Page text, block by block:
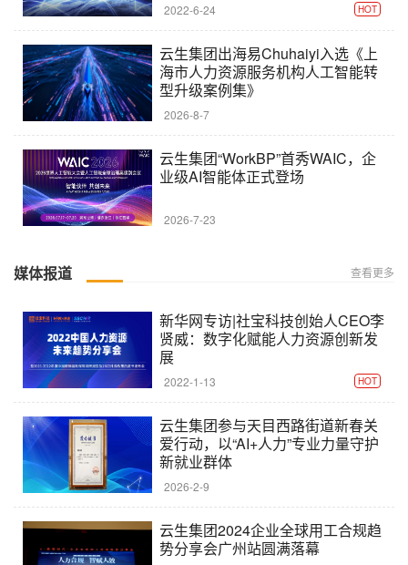
HOT
2022-6-24
云生集团出海易Chuhaiyi入选《上
海市人力资源服务机构人工智能转
型升级案例集》
2026-8-7
云生集团“WorkBP”首秀WAIC，企
业级AI智能体正式登场
2026-7-23
媒体报道 查看更多
新华网专访|社宝科技创始人CEO李
贤威：数字化赋能人力资源创新发
展
HOT
2022-1-13
云生集团参与天目西路街道新春关
爱行动，以“AI+人力”专业力量守护
新就业群体
2026-2-9
云生集团2024企业全球用工合规趋
势分享会广州站圆满落幕